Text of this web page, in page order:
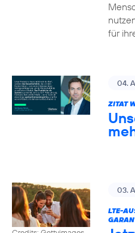
für
04.
ZITAT
03.
LTE-